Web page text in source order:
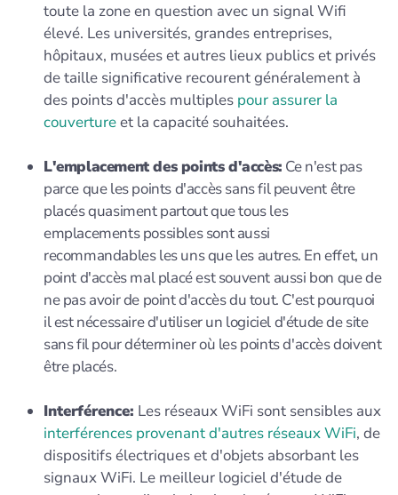
toute la zone en question avec un signal Wifi
élevé. Les universités, grandes entreprises,
hôpitaux, musées et autres lieux publics et privés
de taille significative recourent généralement à
des points d'accès multiples pour assurer la
couvertureet la capacité souhaitées.
L'emplacement des points d'accès: Ce n'est pas
parce que les points d'accès sans fil peuvent être
placés quasiment partout que tous les
emplacements possibles sont aussi
recommandables les uns que les autres. En effet, un
point d'accès mal placé est souvent aussi bon que de
ne pas avoir de point d'accès du tout. C'est pourquoi
il est nécessaire d'utiliser un logiciel d'étude de site
sans fil pour déterminer où les points d'accès doivent
être placés.
Interférence: Les réseaux WiFi sont sensibles aux
interférences provenant d'autres réseaux WiFi, de
dispositifs électriques et d'objets absorbant les
signaux WiFi. Le meilleur logiciel d'étude de